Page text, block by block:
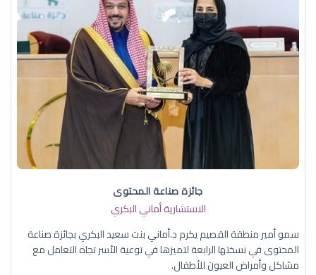
جائزة صناعة المحتوى
الاستشارية أماني البكري
سمو أمير منطقة القصيم يكرم د.أماني بنت سعيد البكري بجائزة صناعة
المحتوى في نسختها الرابعة لتميزها في توعية الأسر تجاه التعامل مع
مشاكل وأمراض العيون للأطفال.